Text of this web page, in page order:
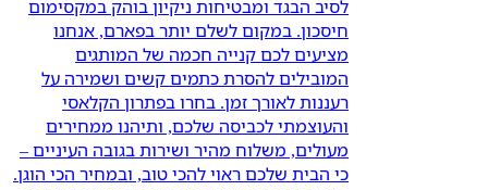
לסיב הבגד ומבטיחות ניקיון בוהק במקסימום
חיסכון. במקום לשלם יותר בפארם, אנחנו
מציעים לכם קנייה חכמה של המותגים
המובילים להסרת כתמים קשים ושמירה על
רעננות לאורך זמן. בחרו בפתרון הקלאסי
והעוצמתי לכביסה שלכם, ותיהנו ממחירים
מעולים, משלוח מהיר ושירות בגובה העיניים –
כי הבית שלכם ראוי להכי טוב, ובמחיר הכי הוגן.